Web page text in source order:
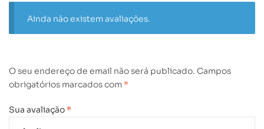
Ainda não existem avaliações.
O seu endereço de email não será publicado. Campos
obrigatórios marcados com *
Sua avaliação *